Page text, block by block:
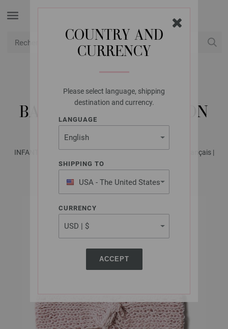
COUNTRY AND
CURRENCY
Please select language, shipping
destination and currency.
LANGUAGE
SHIPPING TO
USA - The United States
of America
CURRENCY
ACCEPT
LANA GROSSA
BANDEAU SOFT COTTON
INFANTI No. 19 - Magazine allemand + explications en français |
Modèle 6